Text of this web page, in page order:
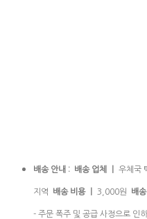
배송 안내 : 배송 업체 ㅣ 우체국
지역 배송 비용 ㅣ 3,000원 배
- 주문 폭주 및 공급 사정으로 인